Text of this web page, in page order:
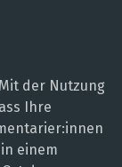
der Nutzung
Ihre
einem